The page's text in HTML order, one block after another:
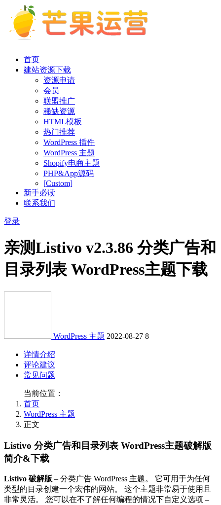
首页
建站资源下载
资源申请
会员
联盟推广
稀缺资源
HTML模板
热门推荐
WordPress 插件
WordPress 主题
Shopify电商主题
PHP&App源码
[Custom]
新手必读
联系我们
登录
亲测Listivo v2.3.86 分类广告和
目录列表 WordPress主题下载
WordPress 主题 2022-08-27 8
详情介绍
评论建议
常见问题
当前位置：
首页
WordPress 主题
正文
Listivo 分类广告和目录列表 WordPress主题破解版
简介&下载
Listivo 破解版 – 分类广告 WordPress 主题。 它可用于为任何
类型的目录创建一个宏伟的网站。 这个主题非常易于使用且
非常灵活。 您可以在不了解任何编程的情况下自定义选项 –